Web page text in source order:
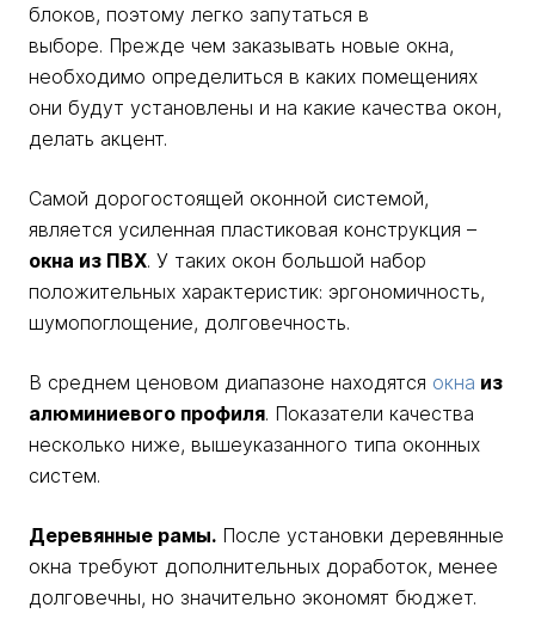
блоков, поэтому легко запутаться в
выборе. Прежде чем заказывать новые окна,
необходимо определиться в каких помещениях
они будут установлены и на какие качества окон,
делать акцент.
Самой дорогостоящей оконной системой,
является усиленная пластиковая конструкция –
окна из ПВХ. У таких окон большой набор
положительных характеристик: эргономичность,
шумопоглощение, долговечность.
В среднем ценовом диапазоне находятся окна из
алюминиевого профиля. Показатели качества
несколько ниже, вышеуказанного типа оконных
систем.
Деревянные рамы. После установки деревянные
окна требуют дополнительных доработок, менее
долговечны, но значительно экономят бюджет.